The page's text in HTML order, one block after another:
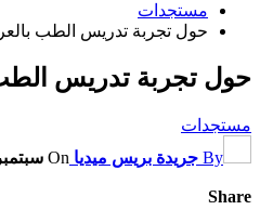
مستجدات
حول تجربة تدريس الطب
حول تجربة تدريس الطب
مستجدات
By جريدة بريس ميديا On سبتمبر 24,
Share